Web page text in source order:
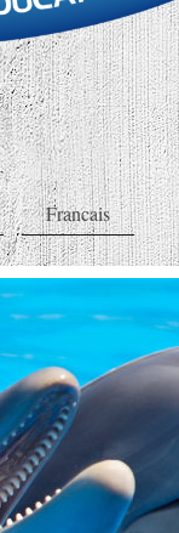
Francais